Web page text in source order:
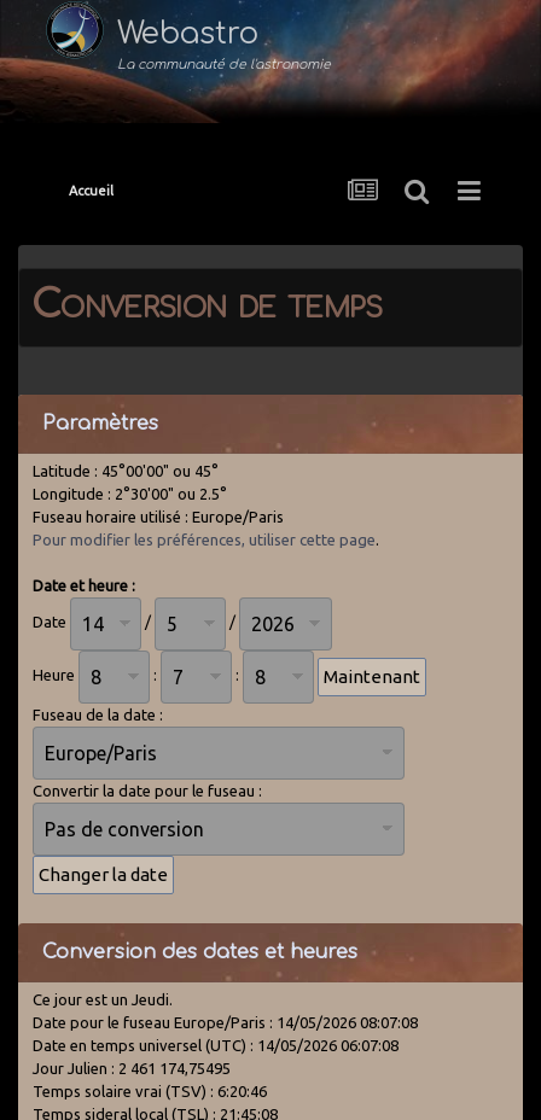
Webastro
La communauté de l'astronomie
Accueil
Conversion de temps
Paramètres
Latitude : 45°00'00" ou 45°
Longitude : 2°30'00" ou 2.5°
Fuseau horaire utilisé : Europe/Paris
Pour modifier les préférences, utiliser cette page.
Date et heure :
Date / /
Heure : :
Fuseau de la date :
Convertir la date pour le fuseau :
Conversion des dates et heures
Ce jour est un Jeudi.
Date pour le fuseau Europe/Paris : 14/05/2026 08:07:08
Date en temps universel (UTC) : 14/05/2026 06:07:08
Jour Julien : 2 461 174,75495
Temps solaire vrai (TSV) : 6:20:46
Temps sideral local (TSL) : 21:45:08